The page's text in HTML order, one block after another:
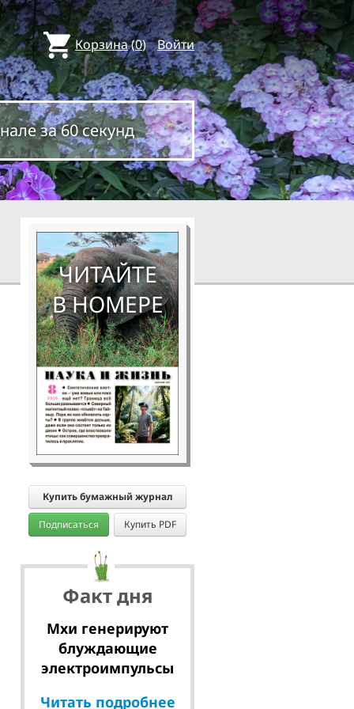
Корзина(0) Войти
за 60 секунд
ЧИТАЙТЕ
В НОМЕРЕ
Купить бумажный журнал
Подписаться Купить PDF
Факт дня
Мхи генерируют
блуждающие
электроимпульсы
Читать подробнее